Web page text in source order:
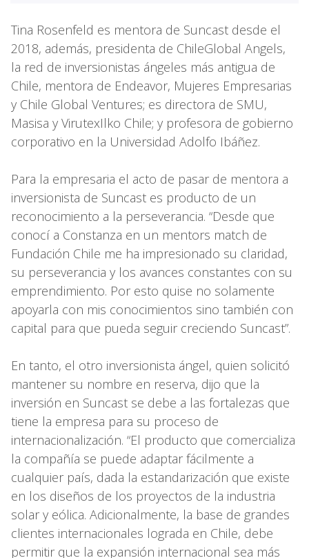
Tina Rosenfeld es mentora de Suncast desde el
2018, además, presidenta de ChileGlobal Angels,
la red de inversionistas ángeles más antigua de
Chile, mentora de Endeavor, Mujeres Empresarias
y Chile Global Ventures; es directora de SMU,
Masisa y VirutexIlko Chile; y profesora de gobierno
corporativo en la Universidad Adolfo Ibáñez.
Para la empresaria el acto de pasar de mentora a
inversionista de Suncast es producto de un
reconocimiento a la perseverancia. “Desde que
conocí a Constanza en un mentors match de
Fundación Chile me ha impresionado su claridad,
su perseverancia y los avances constantes con su
emprendimiento. Por esto quise no solamente
apoyarla con mis conocimientos sino también con
capital para que pueda seguir creciendo Suncast”.
En tanto, el otro inversionista ángel, quien solicitó
mantener su nombre en reserva, dijo que la
inversión en Suncast se debe a las fortalezas que
tiene la empresa para su proceso de
internacionalización. “El producto que comercializa
la compañía se puede adaptar fácilmente a
cualquier país, dada la estandarización que existe
en los diseños de los proyectos de la industria
solar y eólica. Adicionalmente, la base de grandes
clientes internacionales lograda en Chile, debe
permitir que la expansión internacional sea más